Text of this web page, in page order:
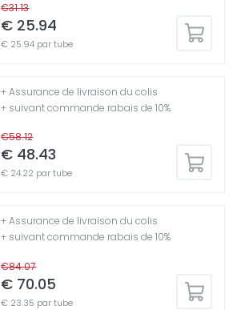
€31.13
€ 25.94
€ 25.94 par tube
€58.12
€ 48.43
€ 24.22 par tube
+ Assurance de livraison du colis
+ suivant commande rabais de 10%
€84.07
€ 70.05
€ 23.35 par tube
+ Assurance de livraison du colis
+ suivant commande rabais de 10%